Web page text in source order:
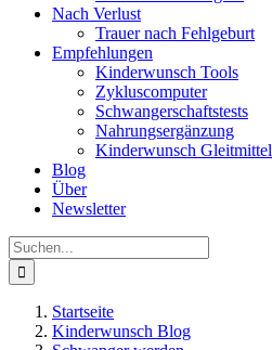
Nach Verlust
Trauer nach Fehlgeburt
Empfehlungen
Kinderwunsch Tools
Zykluscomputer
Schwangerschaftstests
Nahrungsergänzung
Kinderwunsch Gleitmittel
Blog
Über
Newsletter
Suche
nach:
Startseite
Kinderwunsch Blog